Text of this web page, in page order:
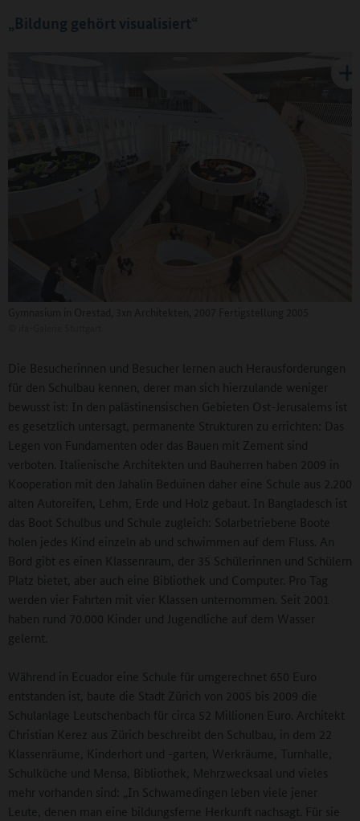
„Bildung gehört visualisiert“
Die Besucherinnen und Besucher lernen auch Herausforderungen
für den Schulbau kennen, derer man sich hierzulande weniger
bewusst ist: In den palästinensischen Gebieten Ost-Jerusalems ist
es gesetzlich untersagt, permanente Strukturen zu errichten: Das
Legen von Fundamenten oder das Bauen mit Zement sind
verboten. Italienische Architekten und Bauherren haben 2009 in
Kooperation mit den Jahalin Beduinen daher eine Schule aus 2.200
alten Autoreifen, Lehm, Erde und Holz gebaut. In Bangladesch ist
das Boot Schulbus und Schule zugleich: Solarbetriebene Boote
holen jedes Kind einzeln ab und schwimmen auf dem Fluss. An
Bord gibt es einen Klassenraum, der 35 Schülerinnen und Schülern
Platz bietet, aber auch eine Bibliothek und Computer. Pro Tag
werden vier Fahrten mit vier Klassen unternommen. Seit 2001
haben rund 70.000 Kinder und Jugendliche auf dem Wasser
gelernt.
Während in Ecuador eine Schule für umgerechnet 650 Euro
entstanden ist, baute die Stadt Zürich von 2005 bis 2009 die
Schulanlage Leutschenbach für circa 52 Millionen Euro. Architekt
Christian Kerez aus Zürich beschreibt den Schulbau, in dem 22
Klassenräume, Kinderhort und -garten, Werkräume, Turnhalle,
Schulküche und Mensa, Bibliothek, Mehrzwecksaal und vieles
mehr vorhanden sind: „In Schwamedingen leben viele jener
Leute, denen man eine bildungsferne Herkunft nachsagt. Für sie